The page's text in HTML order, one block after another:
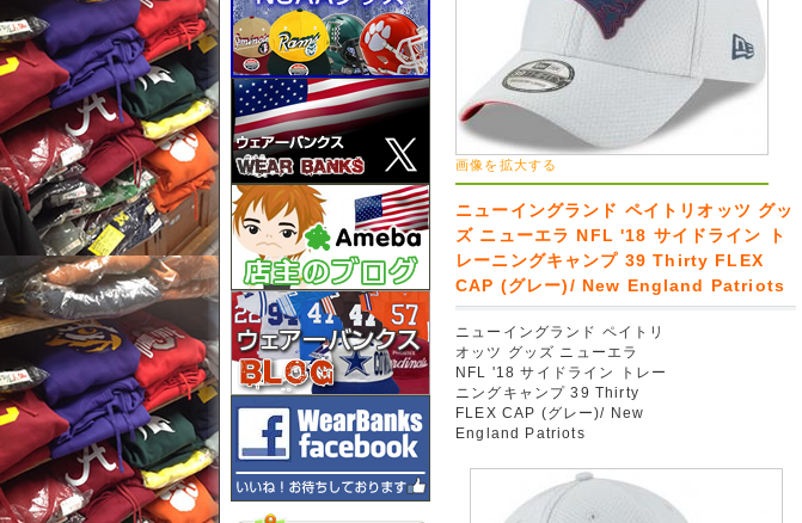
画像を拡大する
ニューイングランド ペイトリオッツ グッ
ズ ニューエラ NFL '18 サイドライン ト
レーニングキャンプ 39 Thirty FLEX
CAP (グレー)/ New England Patriots
ニューイングランド ペイトリ
オッツ グッズ ニューエラ
NFL '18 サイドライン トレー
ニングキャンプ 39 Thirty
FLEX CAP (グレー)/ New
England Patriots